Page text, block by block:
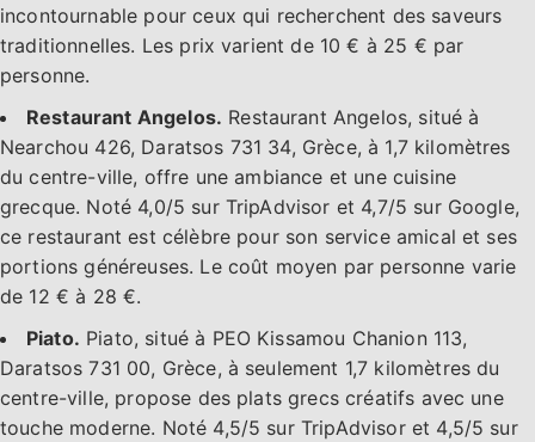
incontournable pour ceux qui recherchent des saveurs
traditionnelles. Les prix varient de 10 € à 25 € par
personne.
Restaurant Angelos. Restaurant Angelos, situé à
Nearchou 426, Daratsos 731 34, Grèce, à 1,7 kilomètres
du centre-ville, offre une ambiance et une cuisine
grecque. Noté 4,0/5 sur TripAdvisor et 4,7/5 sur Google,
ce restaurant est célèbre pour son service amical et ses
portions généreuses. Le coût moyen par personne varie
de 12 € à 28 €.
Piato. Piato, situé à PEO Kissamou Chanion 113,
Daratsos 731 00, Grèce, à seulement 1,7 kilomètres du
centre-ville, propose des plats grecs créatifs avec une
touche moderne. Noté 4,5/5 sur TripAdvisor et 4,5/5 sur